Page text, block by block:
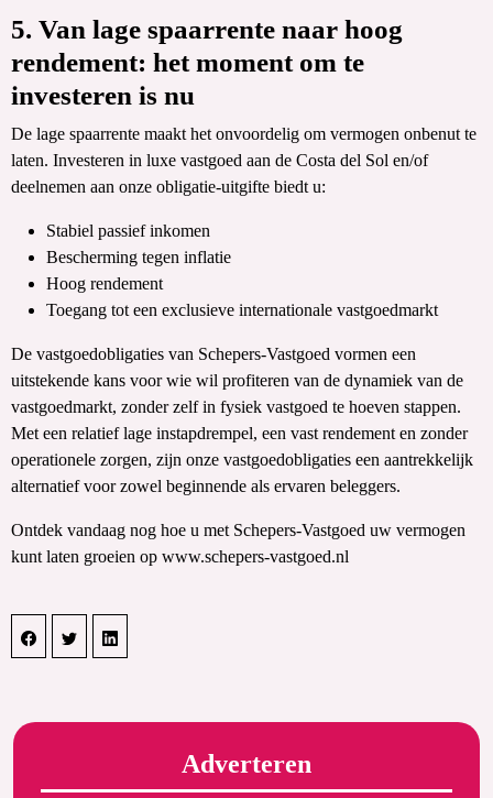
5. Van lage spaarrente naar hoog
rendement: het moment om te
investeren is nu
De lage spaarrente maakt het onvoordelig om vermogen onbenut te
laten. Investeren in luxe vastgoed aan de Costa del Sol en/of
deelnemen aan onze obligatie-uitgifte biedt u:
Stabiel passief inkomen
Bescherming tegen inflatie
Hoog rendement
Toegang tot een exclusieve internationale vastgoedmarkt
De vastgoedobligaties van Schepers-Vastgoed vormen een
uitstekende kans voor wie wil profiteren van de dynamiek van de
vastgoedmarkt, zonder zelf in fysiek vastgoed te hoeven stappen.
Met een relatief lage instapdrempel, een vast rendement en zonder
operationele zorgen, zijn onze vastgoedobligaties een aantrekkelijk
alternatief voor zowel beginnende als ervaren beleggers.
Ontdek vandaag nog hoe u met Schepers-Vastgoed uw vermogen
kunt laten groeien op www.schepers-vastgoed.nl
Adverteren